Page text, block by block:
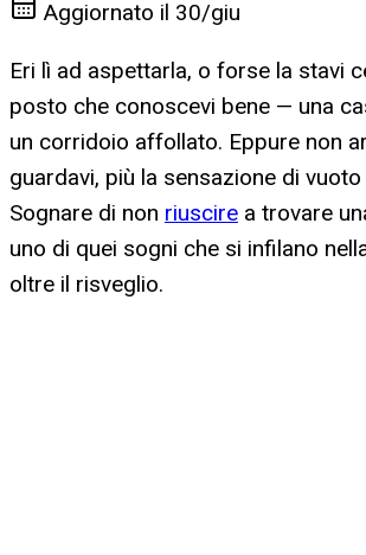
Aggiornato il 30/giu
Eri lì ad aspettarla, o forse la stavi
posto che conoscevi bene — una
un corridoio affollato. Eppure non
guardavi, più la sensazione di
Sognare di non riuscire a trovare
uno di quei sogni che si infilano
oltre il risveglio.